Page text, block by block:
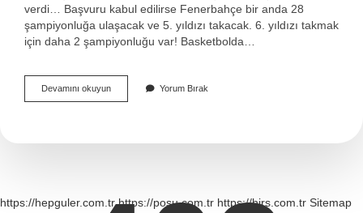
verdi… Başvuru kabul edilirse Fenerbahçe bir anda 28
şampiyonluğa ulaşacak ve 5. yıldızı takacak. 6. yıldızı takmak
için daha 2 şampiyonluğu var! Basketbolda…
Devamını okuyunFenerbahçe
Beko
Yorum Bırak
https://hepguler.com.tr https://posu.com.tr https://hirs.com.tr Sitemap